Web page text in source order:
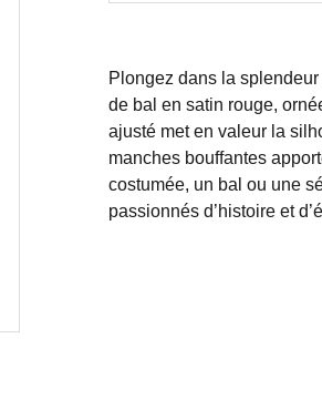
Plongez dans la
de bal en satin rouge,
ajusté met en valeur la
manches bouffantes
costumée, un bal ou une
passionnés d’histoire et